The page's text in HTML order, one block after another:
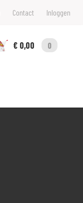
Contact Inloggen
€ 0,00
0